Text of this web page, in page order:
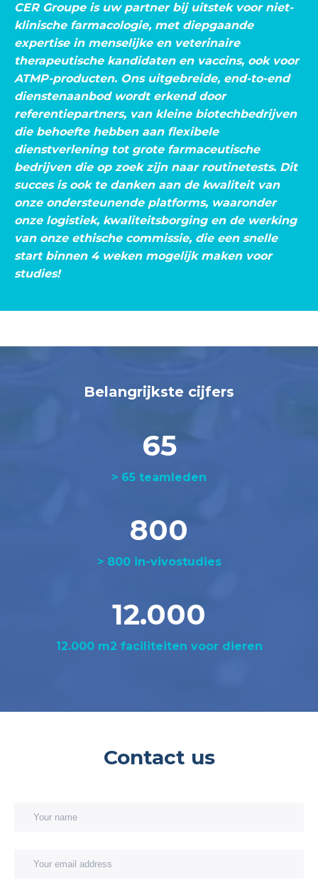
CER Groupe is uw partner bij uitstek voor niet-
klinische farmacologie, met diepgaande
expertise in menselijke en veterinaire
therapeutische kandidaten en vaccins, ook voor
ATMP-producten. Ons uitgebreide, end-to-end
dienstenaanbod wordt erkend door
referentiepartners, van kleine biotechbedrijven
die behoefte hebben aan flexibele
dienstverlening tot grote farmaceutische
bedrijven die op zoek zijn naar routinetests. Dit
succes is ook te danken aan de kwaliteit van
onze ondersteunende platforms, waaronder
onze logistiek, kwaliteitsborging en de werking
van onze ethische commissie, die een snelle
start binnen 4 weken mogelijk maken voor
studies!
Belangrijkste cijfers
65
> 65 teamleden
800
> 800 in-vivostudies
12.000
12.000 m2 faciliteiten voor dieren
Contact us